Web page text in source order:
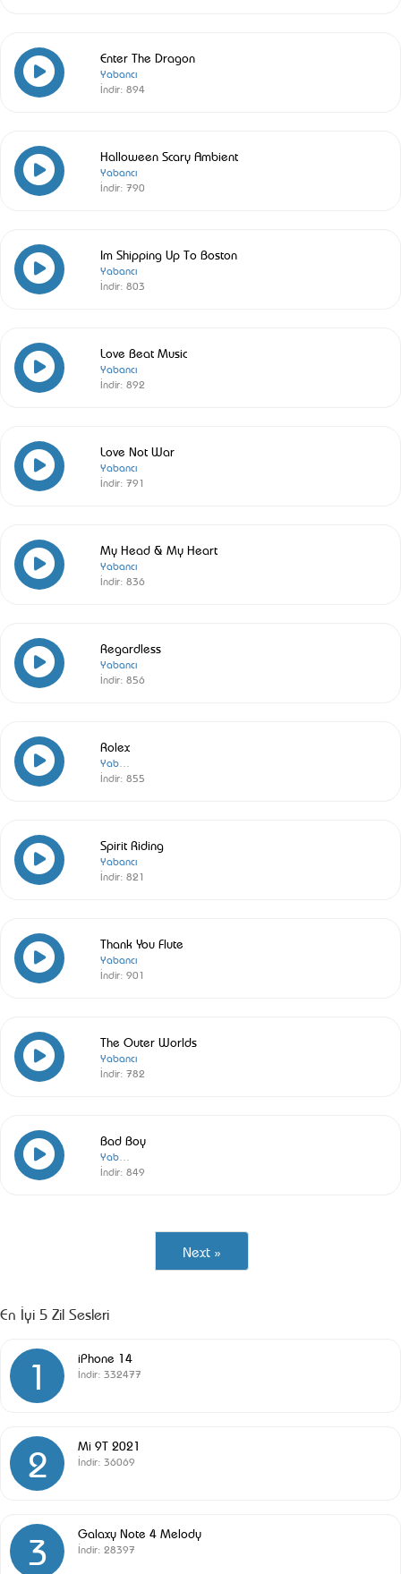
Enter The Dragon
Yabancı
İndir: 894
Halloween Scary Ambient
Yabancı
İndir: 790
Im Shipping Up To Boston
Yabancı
İndir: 803
Love Beat Music
Yabancı
İndir: 892
Love Not War
Yabancı
İndir: 791
My Head & My Heart
Yabancı
İndir: 836
Regardless
Yabancı
İndir: 856
Rolex
İndir: 855
Spirit Riding
Yabancı
İndir: 821
Thank You Flute
Yabancı
İndir: 901
The Outer Worlds
Yabancı
İndir: 782
Bad Boy
İndir: 849
Next »
En İyi 5 Zil Sesleri
1 iPhone 14
İndir: 332477
2 Mi 9T 2021
İndir: 36069
3 Galaxy Note 4 Melody
İndir: 28397